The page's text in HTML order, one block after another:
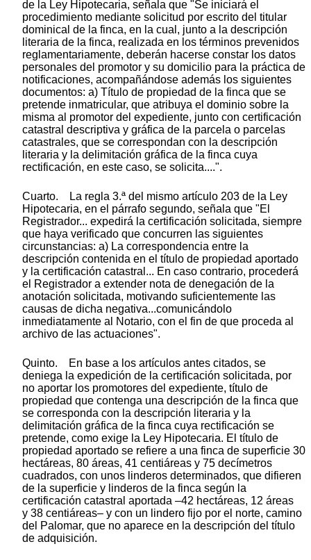
de la Ley Hipotecaria, señala que "Se iniciará el
procedimiento mediante solicitud por escrito del titular
dominical de la finca, en la cual, junto a la descripción
literaria de la finca, realizada en los términos prevenidos
reglamentariamente, deberán hacerse constar los datos
personales del promotor y su domicilio para la práctica de
notificaciones, acompañándose además los siguientes
documentos: a) Título de propiedad de la finca que se
pretende inmatricular, que atribuya el dominio sobre la
misma al promotor del expediente, junto con certificación
catastral descriptiva y gráfica de la parcela o parcelas
catastrales, que se correspondan con la descripción
literaria y la delimitación gráfica de la finca cuya
rectificación, en este caso, se solicita....".
Cuarto. La regla 3.ª del mismo artículo 203 de la Ley
Hipotecaria, en el párrafo segundo, señala que "El
Registrador... expedirá la certificación solicitada, siempre
que haya verificado que concurren las siguientes
circunstancias: a) La correspondencia entre la
descripción contenida en el título de propiedad aportado
y la certificación catastral... En caso contrario, procederá
el Registrador a extender nota de denegación de la
anotación solicitada, motivando suficientemente las
causas de dicha negativa...comunicándolo
inmediatamente al Notario, con el fin de que proceda al
archivo de las actuaciones".
Quinto. En base a los artículos antes citados, se
deniega la expedición de la certificación solicitada, por
no aportar los promotores del expediente, título de
propiedad que contenga una descripción de la finca que
se corresponda con la descripción literaria y la
delimitación gráfica de la finca cuya rectificación se
pretende, como exige la Ley Hipotecaria. El título de
propiedad aportado se refiere a una finca de superficie 30
hectáreas, 80 áreas, 41 centiáreas y 75 decímetros
cuadrados, con unos linderos determinados, que difieren
de la superficie y linderos de la finca según la
certificación catastral aportada –42 hectáreas, 12 áreas
y 38 centiáreas– y con un lindero fijo por el norte, camino
del Palomar, que no aparece en la descripción del título
de adquisición.